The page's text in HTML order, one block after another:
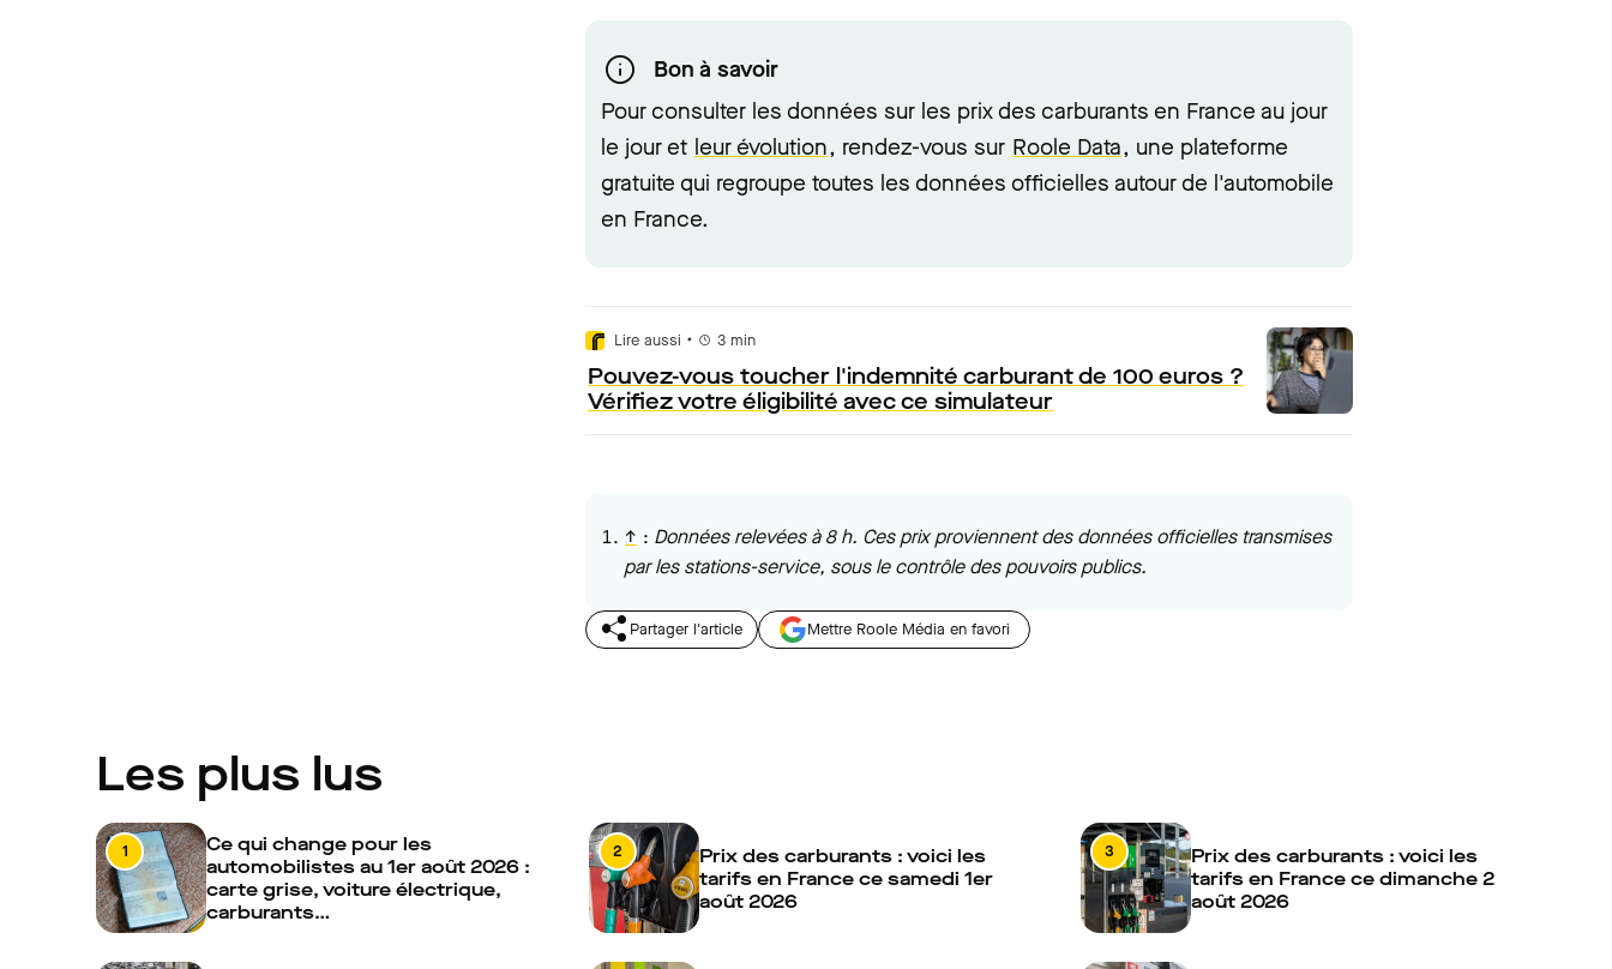
Bon à savoir
Pour consulter les données sur les prix des carburants en France au jour
le jour et leur évolution, rendez-vous sur Roole Data, une plateforme
gratuite qui regroupe toutes les données officielles autour de l'automobile
en France.
Lire aussi • 3 min
Pouvez-vous toucher l'indemnité carburant de 100 euros ?
Vérifiez votre éligibilité avec ce simulateur
↑ : Données relevées à 8 h. Ces prix proviennent des données officielles transmises
par les stations-service, sous le contrôle des pouvoirs publics.
Partager l'article Mettre Roole Média en favori
Les plus lus
1
Ce qui change pour les
automobilistes au 1er août 2026 :
carte grise, voiture électrique,
carburants…
2
Prix des carburants : voici les
tarifs en France ce samedi 1er
août 2026
3
Prix des carburants : voici les
tarifs en France ce dimanche 2
août 2026